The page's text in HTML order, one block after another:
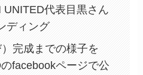
UNITED代表目黒さん
ディング
完成までの様子を
facebookページで公